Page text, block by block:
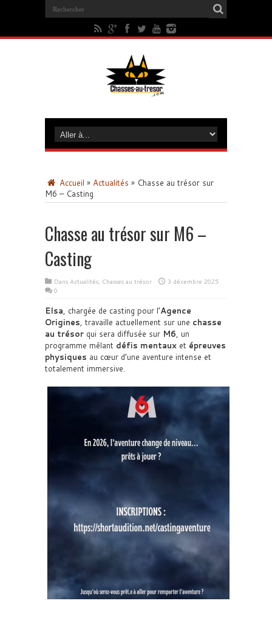
Accueil » Actualités » Chasse au trésor sur
M6 – Casting
Chasse au trésor sur M6 –
Casting
Dans Actualités, Chasses au trésor
3 décembre 2025
0
Elsa, chargée de casting pour l’Agence
Origines, travaille actuellement sur une chasse
au trésor qui sera diffusée sur M6, un
programme mêlant défis mentaux et épreuves
physiques au cœur d’une aventure intense et
totalement immersive.